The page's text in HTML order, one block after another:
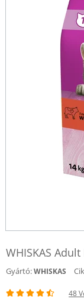
WHISKAS
Gyártó:WHISKAS
48